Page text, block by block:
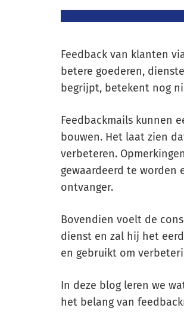
Feedback van klanten
betere goederen,
begrijpt, betekent nog
Feedbackmails kunnen
bouwen. Het laat zien
verbeteren.
gewaardeerd te worden
ontvanger.
Bovendien voelt de
dienst en zal hij het
en gebruikt om
In deze blog leren we
het belang van